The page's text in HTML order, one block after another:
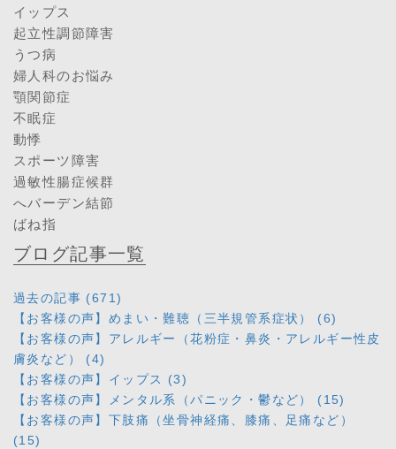
イップス
起立性調節障害
うつ病
婦人科のお悩み
顎関節症
不眠症
動悸
スポーツ障害
過敏性腸症候群
へバーデン結節
ばね指
ブログ記事一覧
過去の記事 (671)
【お客様の声】めまい・難聴（三半規管系症状） (6)
【お客様の声】アレルギー（花粉症・鼻炎・アレルギー性皮
膚炎など） (4)
【お客様の声】イップス (3)
【お客様の声】メンタル系（パニック・鬱など） (15)
【お客様の声】下肢痛（坐骨神経痛、膝痛、足痛など）
(15)